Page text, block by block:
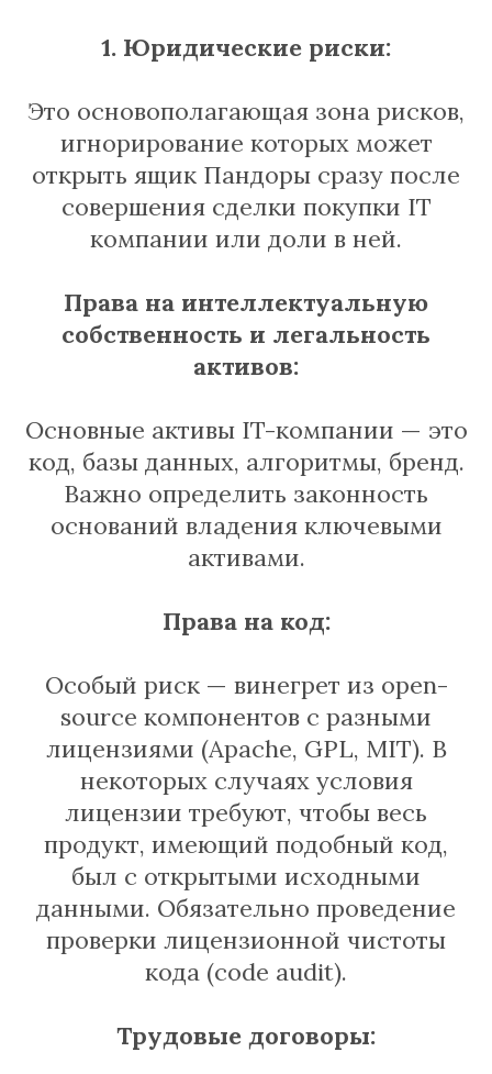
1. Юридические риски:
Это основополагающая зона рисков,
игнорирование которых может
открыть ящик Пандоры сразу после
совершения сделки покупки IT
компании или доли в ней.
Права на интеллектуальную
собственность и легальность
активов:
Основные активы IT-компании — это
код, базы данных, алгоритмы, бренд.
Важно определить законность
оснований владения ключевыми
активами.
Права на код:
Особый риск — винегрет из open-
source компонентов с разными
лицензиями (Apache, GPL, MIT). В
некоторых случаях условия
лицензии требуют, чтобы весь
продукт, имеющий подобный код,
был с открытыми исходными
данными. Обязательно проведение
проверки лицензионной чистоты
кода (code audit).
Трудовые договоры: